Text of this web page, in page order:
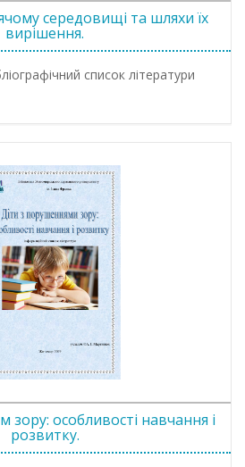
середовищі та шляхи їх
вирішення.
список літератури
зору: особливості навчання і
розвитку.